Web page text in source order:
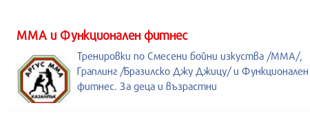
ММА и Функционален фитнес
Тренировки по Смесени бойни изкуства /MMA/,
Граплинг /Бразилско Джу Джицу/ и Функционален
фитнес. За деца и възрастни